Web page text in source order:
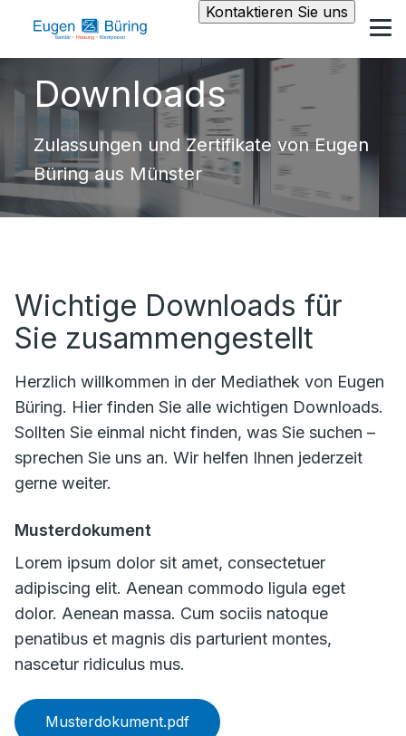
Kontaktieren Sie uns
Downloads
Zulassungen und Zertifikate von Eugen
Büring aus Münster
Wichtige Downloads für
Sie zusammengestellt
Herzlich willkommen in der Mediathek von Eugen
Büring. Hier finden Sie alle wichtigen Downloads.
Sollten Sie einmal nicht finden, was Sie suchen –
sprechen Sie uns an. Wir helfen Ihnen jederzeit
gerne weiter.
Musterdokument
Lorem ipsum dolor sit amet, consectetuer
adipiscing elit. Aenean commodo ligula eget
dolor. Aenean massa. Cum sociis natoque
penatibus et magnis dis parturient montes,
nascetur ridiculus mus.
Musterdokument.pdf